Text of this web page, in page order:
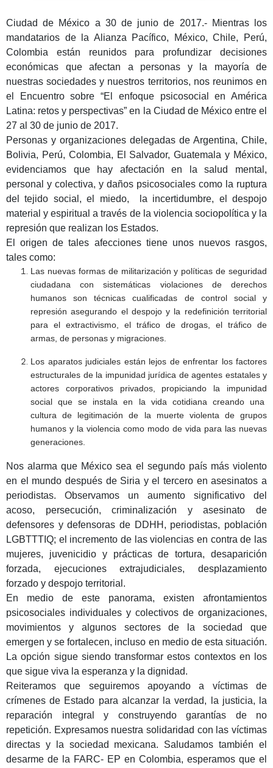
Ciudad de México a 30 de junio de 2017.- Mientras los
mandatarios de la Alianza Pacífico, México, Chile, Perú,
Colombia están reunidos para profundizar decisiones
económicas que afectan a personas y la mayoría de
nuestras sociedades y nuestros territorios, nos reunimos en
el Encuentro sobre “El enfoque psicosocial en América
Latina: retos y perspectivas” en la Ciudad de México entre el
27 al 30 de junio de 2017.
Personas y organizaciones delegadas de Argentina, Chile,
Bolivia, Perú, Colombia, El Salvador, Guatemala y México,
evidenciamos que hay afectación en la salud mental,
personal y colectiva, y daños psicosociales como la ruptura
del tejido social, el miedo, la incertidumbre, el despojo
material y espiritual a través de la violencia sociopolítica y la
represión que realizan los Estados.
El origen de tales afecciones tiene unos nuevos rasgos,
tales como:
Las nuevas formas de militarización y políticas de seguridad
ciudadana con sistemáticas violaciones de derechos
humanos son técnicas cualificadas de control social y
represión asegurando el despojo y la redefinición territorial
para el extractivismo, el tráfico de drogas, el tráfico de
armas, de personas y migraciones.
Los aparatos judiciales están lejos de enfrentar los factores
estructurales de la impunidad jurídica de agentes estatales y
actores corporativos privados, propiciando la impunidad
social que se instala en la vida cotidiana creando una
cultura de legitimación de la muerte violenta de grupos
humanos y la violencia como modo de vida para las nuevas
generaciones
Nos alarma que México sea el segundo país más violento
en el mundo después de Siria y el tercero en asesinatos a
periodistas. Observamos un aumento significativo del
acoso, persecución, criminalización y asesinato de
defensores y defensoras de DDHH, periodistas, población
LGBTTTIQ; el incremento de las violencias en contra de las
mujeres, juvenicidio y prácticas de tortura, desaparición
forzada, ejecuciones extrajudiciales, desplazamiento
forzado y despojo territorial.
En medio de este panorama, existen afrontamientos
psicosociales individuales y colectivos de organizaciones,
movimientos y algunos sectores de la sociedad que
emergen y se fortalecen, incluso en medio de esta situación.
La opción sigue siendo transformar estos contextos en los
que sigue viva la esperanza y la dignidad.
Reiteramos que seguiremosapoyando a víctimas de
crímenes de Estado para alcanzar la verdad, la justicia, la
reparación integral y construyendo garantías de no
repetición. Expresamos nuestra solidaridad con las víctimas
directas y la sociedad mexicana. Saludamos también el
desarme de la FARC- EP en Colombia, esperamos que el